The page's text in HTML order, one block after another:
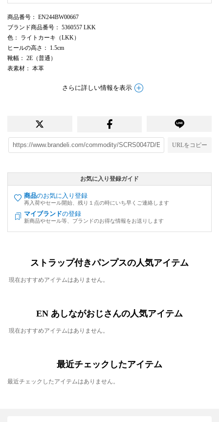
商品番号 ： EN244BW00667
ブランド商品番号 ： 5360557 LKK
色 ： ライトカーキ（LKK）
ヒールの高さ ： 1.5cm
靴幅 ： 2E（普通）
表素材 ： 本革
さらに詳しい情報を表示
URLをコピー
お気に入り登録ガイド
商品のお気に入り登録
再入荷やセール開始、残り１点の時にいち早くご連絡します
マイブランドの登録
新商品やセール等、ブランドのお得な情報をお送りします
ストラップ付きパンプスの人気アイテム
現在おすすめアイテムはありません。
EN あしながおじさんの人気アイテム
現在おすすめアイテムはありません。
最近チェックしたアイテム
最近チェックしたアイテムはありません。